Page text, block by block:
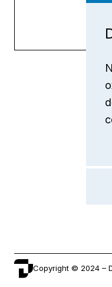
Copyright © 2024 –